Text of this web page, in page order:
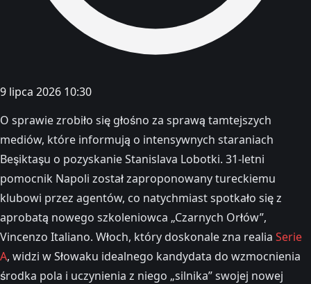
9 lipca 2026 10:30
O sprawie zrobiło się głośno za sprawą tamtejszych
mediów, które informują o intensywnych staraniach
Beşiktaşu o pozyskanie Stanislava Lobotki. 31-letni
pomocnik Napoli został zaproponowany tureckiemu
klubowi przez agentów, co natychmiast spotkało się z
aprobatą nowego szkoleniowca „Czarnych Orłów”,
Vincenzo Italiano. Włoch, który doskonale zna realia Serie
A, widzi w Słowaku idealnego kandydata do wzmocnienia
środka pola i uczynienia z niego „silnika” swojej nowej